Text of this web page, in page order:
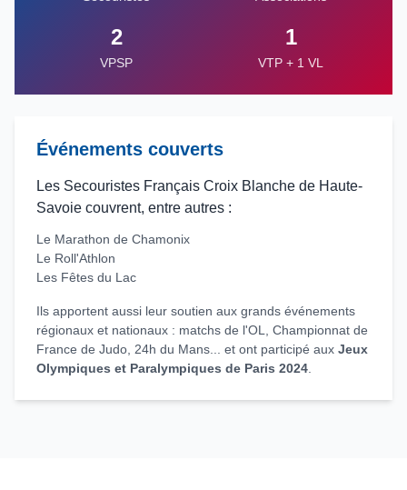
2
VPSP
1
VTP + 1 VL
Événements couverts
Les Secouristes Français Croix Blanche de Haute-
Savoie couvrent, entre autres :
Le Marathon de Chamonix
Le Roll'Athlon
Les Fêtes du Lac
Ils apportent aussi leur soutien aux grands événements
régionaux et nationaux : matchs de l'OL, Championnat de
France de Judo, 24h du Mans... et ont participé aux Jeux
Olympiques et Paralympiques de Paris 2024